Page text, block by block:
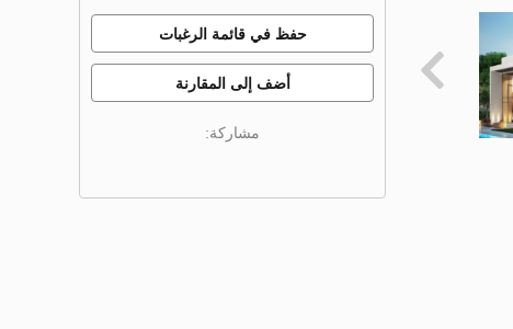
حفظ في قائمة الرغبات
أضف إلى المقارنة
مشاركة: